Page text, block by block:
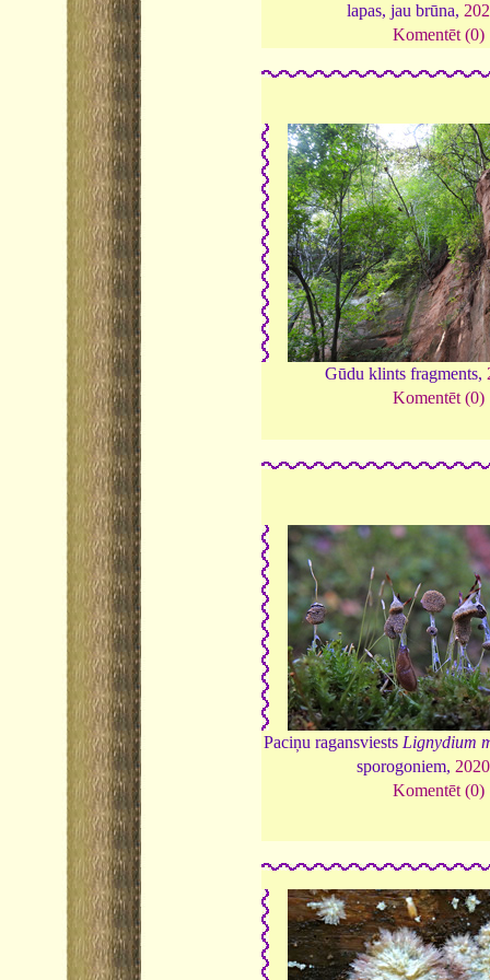
lapas, jau brūna,
Komentēt (0)
Gūdu klints fragments,
Komentēt (0)
Paciņu ragansviests Lignydium
sporogoniem, 2020
Komentēt (0)